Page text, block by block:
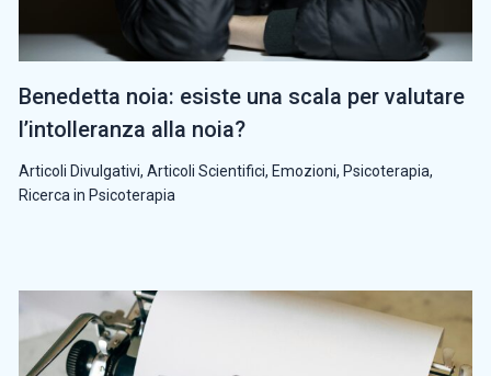
Benedetta noia: esiste una scala per valutare
l’intolleranza alla noia?
Articoli Divulgativi, Articoli Scientifici, Emozioni, Psicoterapia,
Ricerca in Psicoterapia